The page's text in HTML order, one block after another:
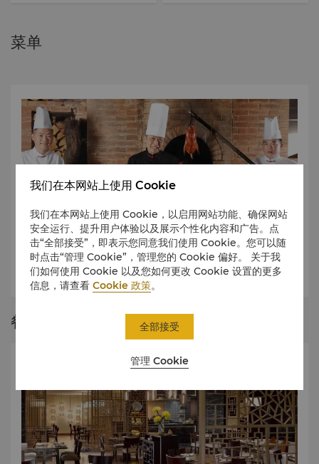
菜单
菜单
海天阁中餐厅菜单
餐厅故事
我们在本网站上使用 Cookie
我们在本网站上使用 Cookie，以启用网站功能、确保网站
安全运行、提升用户体验以及展示个性化内容和广告。点
击“全部接受”，即表示您同意我们使用 Cookie。您可以随
时点击“管理 Cookie”，管理您的 Cookie 偏好。 关于我
们如何使用 Cookie 以及您如何更改 Cookie 设置的更多
信息，请查看Cookie 政策。
管理 Cookie
全部接受